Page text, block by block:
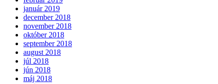
január 2019
december 2018
november 2018
október 2018
september 2018
august 2018
júl 2018
jún 2018
máj 2018